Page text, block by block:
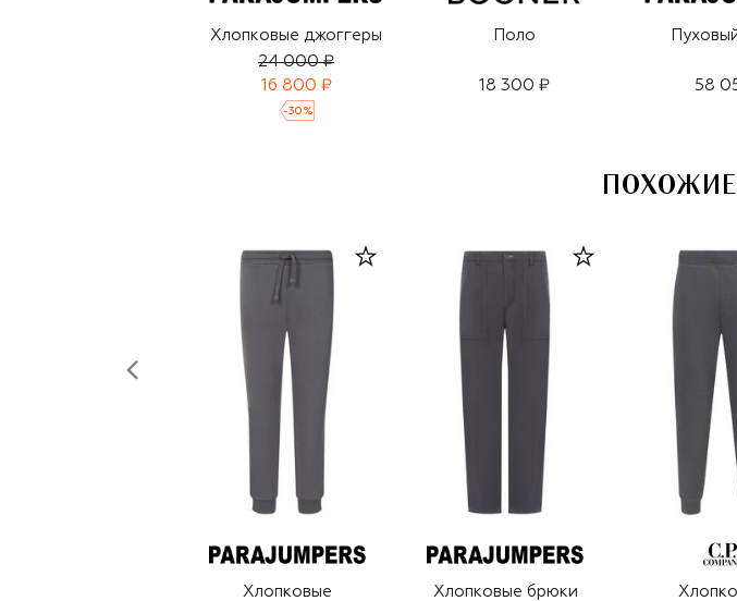
Хлопковые джоггеры
24 000 ₽
16 800 ₽
-30 %
Поло
18 300 ₽ 58
Хлопковые
Хлопковые брюки